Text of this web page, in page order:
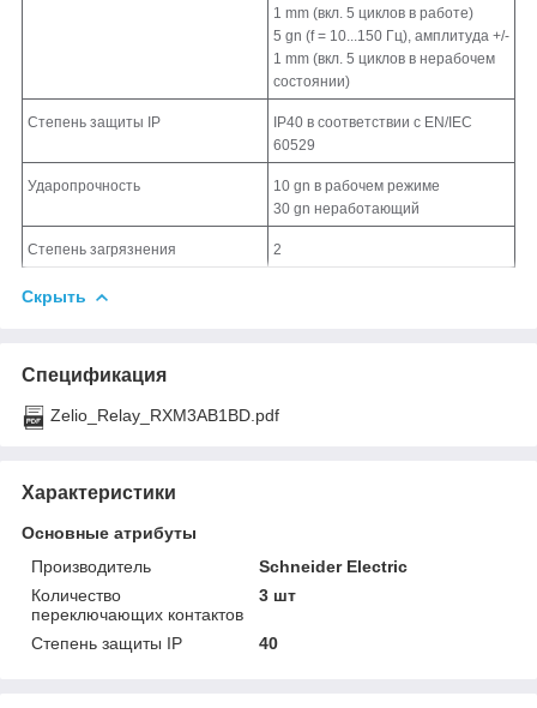
1 mm (вкл. 5 циклов в работе)
5 gn (f = 10...150 Гц), амплитуда +/-
1 mm (вкл. 5 циклов в нерабочем
состоянии)
Cтепень защиты IP
IP40 в соответствии с EN/IEC
60529
Ударопрочность
10 gn в рабочем режиме
30 gn неработающий
Степень загрязнения 2
Скрыть
Спецификация
Zelio_Relay_RXM3AB1BD.pdf
Характеристики
Основные атрибуты
Производитель
Schneider Electric
Количество
переключающих контактов
3 шт
Степень защиты IP 40